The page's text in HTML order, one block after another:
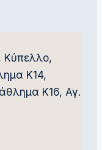
Κύπελλο,
Κ14,
Κ16, Αγ.